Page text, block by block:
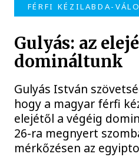
FÉRFI KÉZILABDA-
Gulyás: az
domináltunk
Gulyás István
hogy a magyar férfi
elejétől a végéig
26-ra megnyert
mérkőzésen az